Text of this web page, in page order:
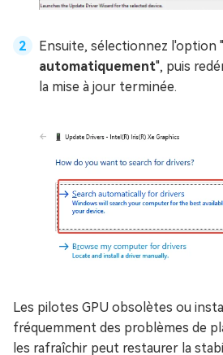
Ensuite, sélectionnez l'option "
automatiquement", puis
la mise à jour terminée.
Les pilotes GPU obsolètes ou
fréquemment des problèmes de
les rafraîchir peut restaurer la